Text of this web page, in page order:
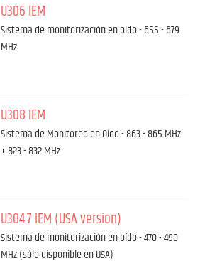
U306 IEM
Sistema de monitorización en oído - 655 - 679
MHz
U308 IEM
Sistema de Monitoreo en Oído - 863 - 865 MHz
+ 823 - 832 MHz
U304.7 IEM (USA version)
Sistema de monitorización en oído - 470 - 490
MHz (sólo disponible en USA)